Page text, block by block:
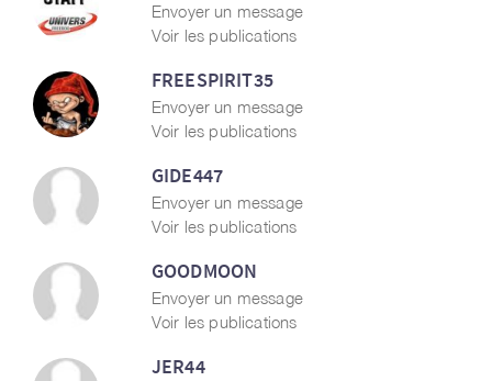
Envoyer un message
Voir les publications
FREESPIRIT35
Envoyer un message
Voir les publications
GIDE447
Envoyer un message
Voir les publications
GOODMOON
Envoyer un message
Voir les publications
JER44